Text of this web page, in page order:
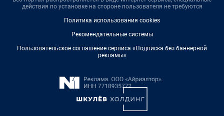
действия по установке на стороне пользователя не требуются
Политика использования cookies
Рекомендательные системы
Пользовательское соглашение сервиса «Подписка без баннерной
рекламы»